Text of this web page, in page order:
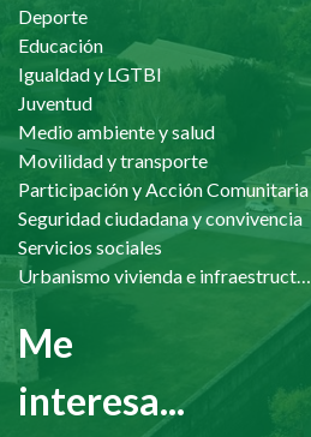
Deporte
Educación
Igualdad y LGTBI
Juventud
Medio ambiente y salud
Movilidad y transporte
Participación y Acción Comunitaria
Seguridad ciudadana y convivencia
Servicios sociales
Urbanismo vivienda e infraestructuras
Me
interesa...